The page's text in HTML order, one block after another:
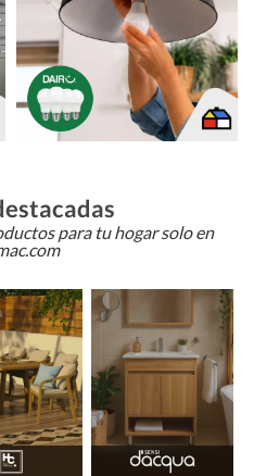
para tu hogar solo en